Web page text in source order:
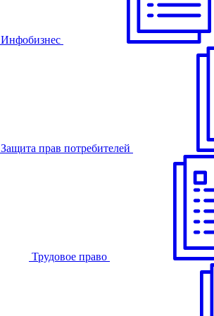
Инфобизнес
Защита прав потребителей
Трудовое право